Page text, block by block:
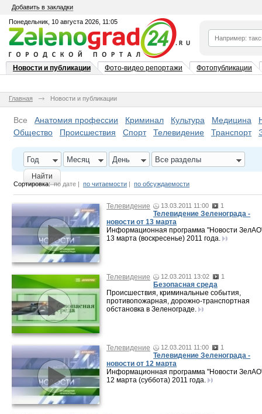
Добавить в закладки
Понедельник, 10 августа 2026, 11:05
Новости и публикации Фото-видео репортажи Фотопубликации
Главная Новости и публикации
Все Анатомия профессии Криминал Культура Медицина
Общество
Происшествия Спорт Телевидение Транспорт
Год Месяц День Все разделы
Найти
Сортировка: по дате | по читаемости | по обсуждаемости
Телевидение 13.03.2011 11:00 1
Телевидение Зеленограда -
новости от 13 марта
Информационная программа "Новости
13 марта (воскресенье) 2011 года.
Телевидение 12.03.2011 13:02 1
Безопасная среда
Происшествия, криминальные события,
противопожарная, дорожно-транспортная
обстановка в Зеленограде.
Телевидение 12.03.2011 11:00 1
Телевидение Зеленограда -
новости от 12 марта
Информационная программа "Новости
12 марта (суббота) 2011 года.